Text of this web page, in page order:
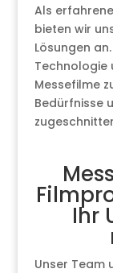
Als
bieten wir
Lösungen
Technologie
Messefilme
Bedürfnisse
Ihr
Unser Team